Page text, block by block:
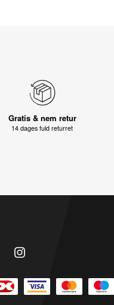
Gratis & nem retur
14 dages fuld returret